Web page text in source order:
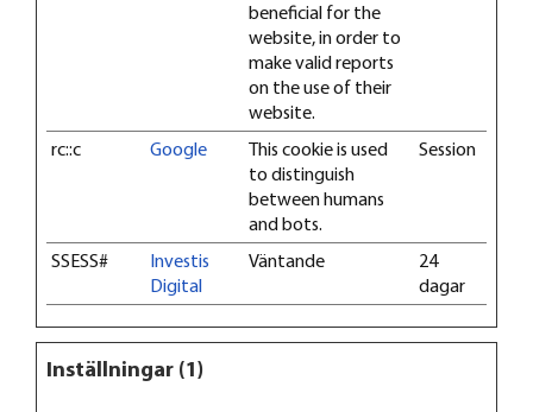
beneficial for the
website, in order to
make valid reports
on the use of their
website.
rc::c Google
This cookie is used
to distinguish
between humans
and bots.
Session
SSESS#
Investis
Digital
Väntande
24
dagar
Inställningar (1)